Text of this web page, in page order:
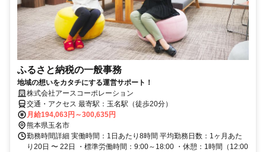
ふるさと納税の一般事務
地域の想いをカタチにする運営サポート！
株式会社アースコーポレーション
交通・アクセス 最寄駅：玉名駅（徒歩20分）
月給194,063円～300,635円
熊本県玉名市
勤務時間詳細 実働時間：1日あたり8時間 平均勤務日数：1ヶ月あた
り20日 〜 22日 ・標準労働時間：9:00～18:00 ・休憩：1時間（12:00